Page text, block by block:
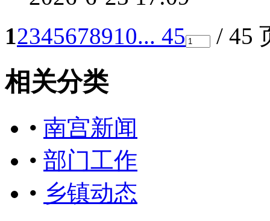
12345678910... 45 / 45
相关分类
• 南宫新闻
• 部门工作
• 乡镇动态